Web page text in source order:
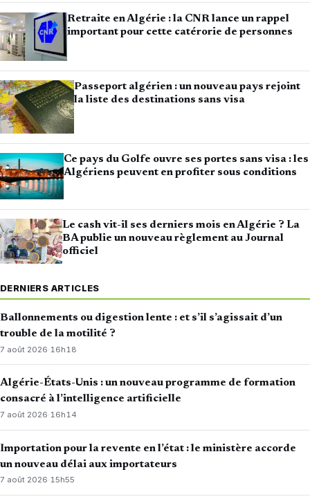
Retraite en Algérie : la CNR lance un rappel
important pour cette catérorie de personnes
Passeport algérien : un nouveau pays rejoint
la liste des destinations sans visa
Ce pays du Golfe ouvre ses portes sans visa : les
Algériens peuvent en profiter sous conditions
Le cash vit-il ses derniers mois en Algérie ? La
BA publie un nouveau règlement au Journal
officiel
DERNIERS ARTICLES
Ballonnements ou digestion lente : et s’il s’agissait d’un
trouble de la motilité ?
7 août 2026· 16h18
Algérie-États-Unis : un nouveau programme de formation
consacré à l’intelligence artificielle
7 août 2026·16h14
Importation pour la revente en l’état : le ministère accorde
un nouveau délai aux importateurs
7 août 2026·15h55